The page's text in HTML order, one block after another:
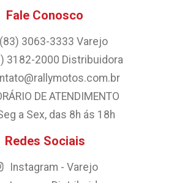
Fale Conosco
(83) 3063-3333 Varejo
3182-2000 Distribuidora
DE ATENDIMENTO
a Sex, das 8h ás 18h
Redes Sociais
Instagram - Varejo